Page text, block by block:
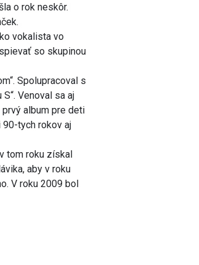
o rok neskôr.
vokalista vo
so skupinou
Spolupracoval s
Venoval sa aj
album pre deti
90-tych rokov aj
tom roku získal
aby v roku
V roku 2009 bol